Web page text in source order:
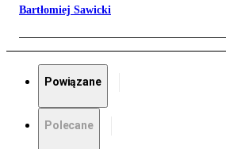
Bartłomiej Sawicki
Powiązane
Polecane